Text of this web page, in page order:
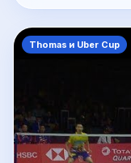
Thomas и Uber Cup